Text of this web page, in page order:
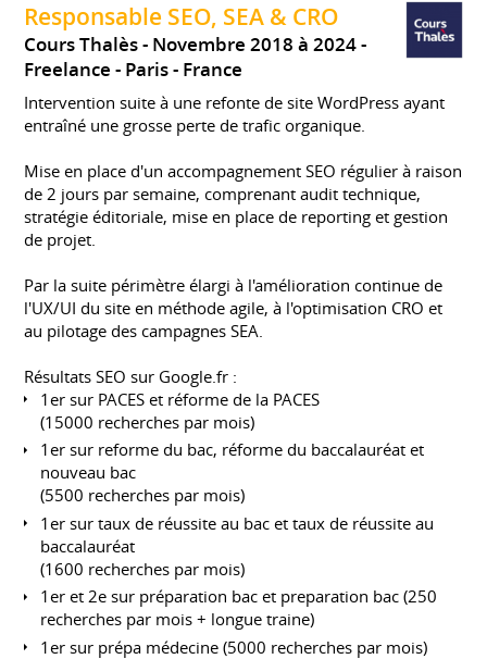
Responsable SEO, SEA & CRO
Cours Thalès
Novembre 2018 à 2024
Freelance
Paris France
Intervention suite à une refonte de site WordPress ayant
entraîné une grosse perte de trafic organique.
Mise en place d'un accompagnement SEO régulier à raison
de 2 jours par semaine, comprenant audit technique,
stratégie éditoriale, mise en place de reporting et gestion
de projet.
Par la suite périmètre élargi à l'amélioration continue de
l'UX/UI du site en méthode agile, à l'optimisation CRO et
au pilotage des campagnes SEA.
Résultats SEO sur Google.fr :
1er sur PACES et réforme de la PACES
(15000 recherches par mois)
1er sur reforme du bac, réforme du baccalauréat et
nouveau bac
(5500 recherches par mois)
1er sur taux de réussite au bac et taux de réussite au
baccalauréat
(1600 recherches par mois)
1er et 2e sur préparation bac et preparation bac (250
recherches par mois + longue traine)
1er sur prépa médecine (5000 recherches par mois)